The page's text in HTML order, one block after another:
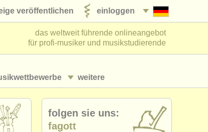
einloggen
veröffentlichen
das weltweit führende onlineangebot
für profi-musiker und musikstudierende
weitere
folgen sie uns:
fagott